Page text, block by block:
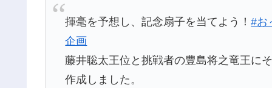
揮毫を予想し、記念扇子を当てよう！#お
企画
藤井聡太王位と挑戦者の豊島将之竜王に
作成しました。